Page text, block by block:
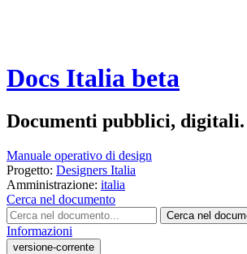
Docs Italia beta
Documenti pubblici, digitali.
Manuale operativo di design
Progetto: Designers Italia
Amministrazione: italia
Cerca nel documento
Cerca nel
Informazioni
versione-corrente